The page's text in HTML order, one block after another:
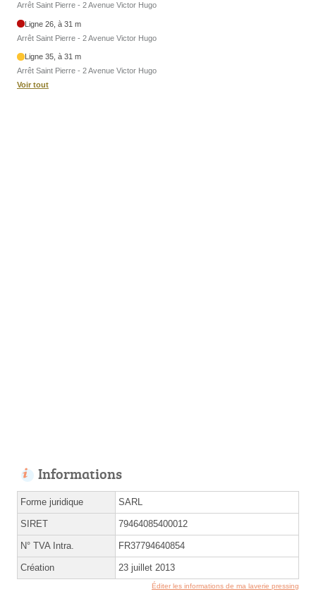
Arrêt Saint Pierre - 2 Avenue Victor Hugo
Ligne 26, à 31 m
Arrêt Saint Pierre - 2 Avenue Victor Hugo
Ligne 35, à 31 m
Arrêt Saint Pierre - 2 Avenue Victor Hugo
Voir tout
Informations
Forme juridique SARL
SIRET 79464085400012
N° TVA Intra. FR37794640854
Création 23 juillet 2013
Éditer les informations de ma laverie pressing